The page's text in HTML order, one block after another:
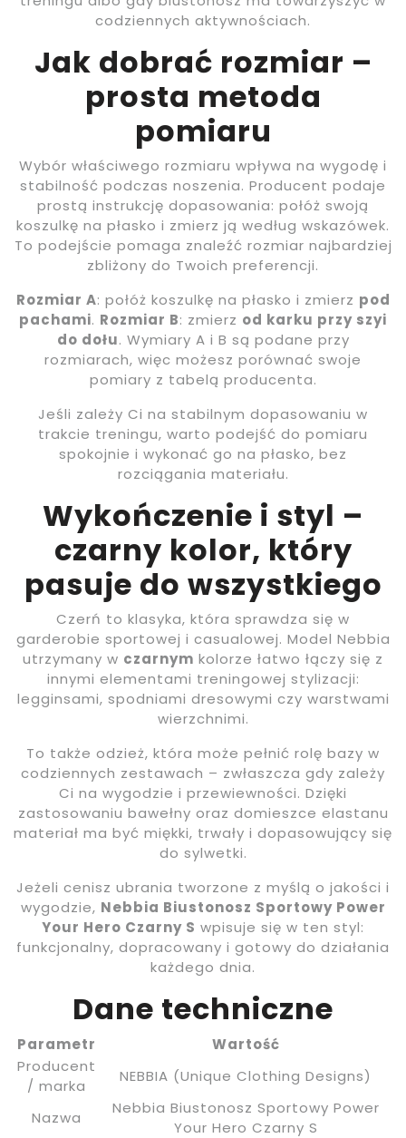
codziennych aktywnościach.
Jak dobrać rozmiar –
prosta metoda
pomiaru
Wybór właściwego rozmiaru wpływa na wygodę i
stabilność podczas noszenia. Producent podaje
prostą instrukcję dopasowania: połóż swoją
koszulkę na płasko i zmierz ją według wskazówek.
To podejście pomaga znaleźć rozmiar najbardziej
zbliżony do Twoich preferencji.
Rozmiar A: połóż koszulkę na płasko i zmierz pod
pachami. Rozmiar B: zmierz od karku przy szyi
do dołu. Wymiary A i B są podane przy
rozmiarach, więc możesz porównać swoje
pomiary z tabelą producenta.
Jeśli zależy Ci na stabilnym dopasowaniu w
trakcie treningu, warto podejść do pomiaru
spokojnie i wykonać go na płasko, bez
rozciągania materiału.
Wykończenie i styl –
czarny kolor, który
pasuje do wszystkiego
Czerń to klasyka, która sprawdza się w
garderobie sportowej i casualowej. Model Nebbia
utrzymany w czarnym kolorze łatwo łączy się z
innymi elementami treningowej stylizacji:
legginsami, spodniami dresowymi czy warstwami
wierzchnimi.
To także odzież, która może pełnić rolę bazy w
codziennych zestawach – zwłaszcza gdy zależy
Ci na wygodzie i przewiewności. Dzięki
zastosowaniu bawełny oraz domieszce elastanu
materiał ma być miękki, trwały i dopasowujący się
do sylwetki.
Jeżeli cenisz ubrania tworzone z myślą o jakości i
wygodzie, Nebbia Biustonosz Sportowy Power
Your Hero Czarny S wpisuje się w ten styl:
funkcjonalny, dopracowany i gotowy do działania
każdego dnia.
Dane techniczne
Parametr
Wartość
Producent
/ marka
NEBBIA (Unique Clothing Designs)
Nazwa
Nebbia Biustonosz Sportowy Power
Your Hero Czarny S